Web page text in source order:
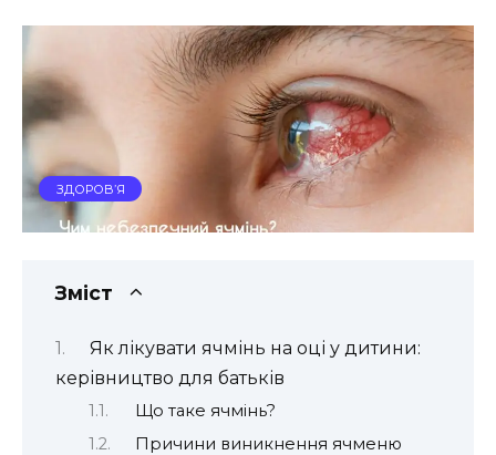
ЗДОРОВ’Я
Зміст
Як лікувати ячмінь на оці у дитини:
керівництво для батьків
Що таке ячмінь?
Причини виникнення ячменю